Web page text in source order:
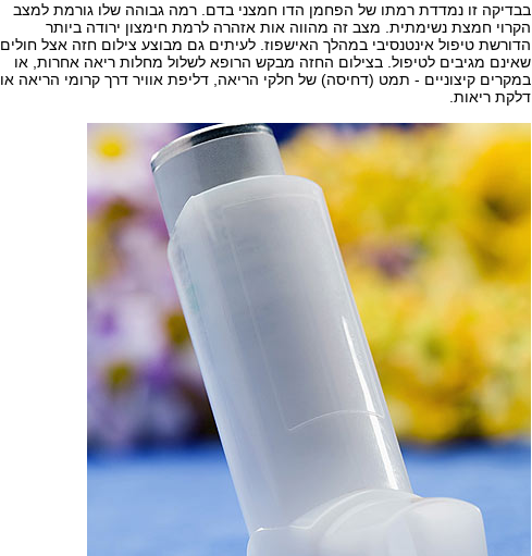
בבדיקה זו נמדדת רמתו של הפחמן הדו חמצני בדם. רמה גבוהה שלו גורמת למצב
הקרוי חמצת נשימתית. מצב זה מהווה אות אזהרה לרמת חימצון ירודה ביותר
הדורשת טיפול אינטנסיבי במהלך האישפוז. לעיתים גם מבוצע צילום חזה אצל חולים
שאינם מגיבים לטיפול. בצילום החזה מבקש הרופא לשלול מחלות ריאה אחרות, או
במקרים קיצוניים - תמט (דחיסה) של חלקי הריאה, דליפת אוויר דרך קרומי הריאה או
דלקת ריאות.